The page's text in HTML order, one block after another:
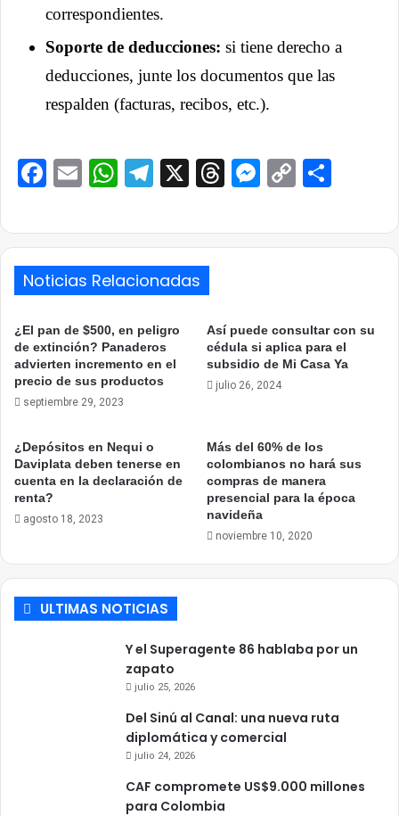
correspondientes.
Soporte de deducciones: si tiene derecho a
deducciones, junte los documentos que las
respalden (facturas, recibos, etc.).
Facebook
EmailWhatsApp
Telegram
X ThreadsCopy
Noticias Relacionadas
¿El pan de $500, en peligro
de extinción? Panaderos
advierten incremento en el
precio de sus productos
septiembre 29, 2023
Así puede consultar con su
cédula si aplica para el
subsidio de Mi Casa Ya
julio 26, 2024
¿Depósitos en Nequi o
Daviplata deben tenerse en
cuenta en la declaración de
renta?
agosto 18, 2023
Más del 60% de los
colombianos no hará sus
compras de manera
presencial para la época
navideña
noviembre 10, 2020
ULTIMAS NOTICIAS
Y el Superagente 86 hablaba por un
zapato
julio 25, 2026
Del Sinú al Canal: una nueva ruta
diplomática y comercial
julio 24, 2026
CAF compromete US$9.000 millones
para Colombia